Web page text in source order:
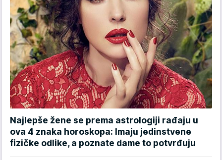
Najlepše žene se prema astrologiji rađaju u
ova 4 znaka horoskopa: Imaju jedinstvene
fizičke odlike, a poznate dame to potvrđuju